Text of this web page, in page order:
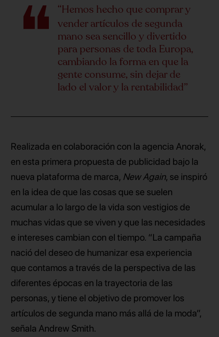
“Hemos hecho que comprar y
vender artículos de segunda
mano sea sencillo y divertido
para personas de toda Europa,
cambiando la forma en que la
gente consume, sin dejar de
lado el valor y la rentabilidad”
Realizada en colaboración con la agencia Anorak,
en esta primera propuesta de publicidad bajo la
nueva plataforma de marca, New Again, se inspiró
en la idea de que las cosas que se suelen
acumular a lo largo de la vida son vestigios de
muchas vidas que se viven y que las necesidades
e intereses cambian con el tiempo. “La campaña
nació del deseo de humanizar esa experiencia
que contamos a través de la perspectiva de las
diferentes épocas en la trayectoria de las
personas, y tiene el objetivo de promover los
artículos de segunda mano más allá de la moda”,
señala Andrew Smith.